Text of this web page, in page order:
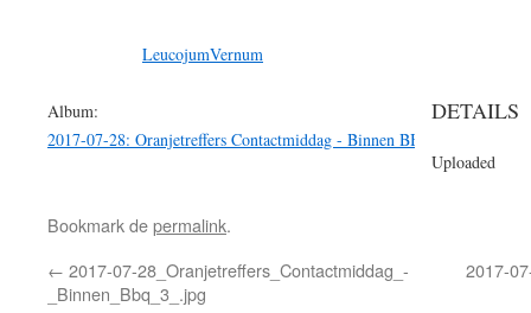
LeucojumVernum
Album:
2017-07-28: Oranjetreffers Contactmiddag - Binnen BBQ
DETAILS
Uploaded
Bookmark depermalink.
← 2017-07-28_Oranjetreffers_Contactmiddag_-
_Binnen_Bbq_3_.jpg
2017-